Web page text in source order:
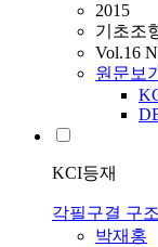
2015
기초조
Vol.16
원문보
KCI등재
각필구결 구
박재홍